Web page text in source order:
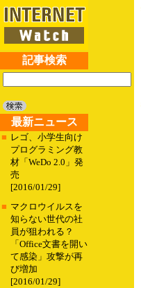
記事検索
最新ニュース
■ レゴ、小学生向け
プログラミング教
材「WeDo 2.0」発
売
[2016/01/29]
■ マクロウイルスを
知らない世代の社
員が狙われる？
「Office文書を開い
て感染」攻撃が再
び増加
[2016/01/29]